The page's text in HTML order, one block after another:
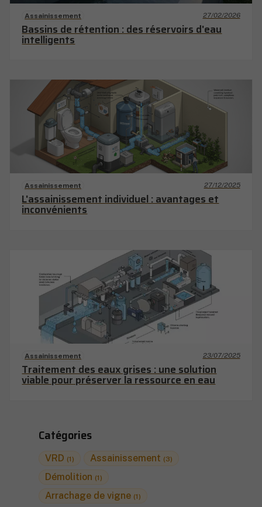
Catégories
VRD (1) Assainissement (3)
Démolition (1)
Arrachage de vigne (1)
Assainissement 27/02/2026
Bassins de rétention : des réservoirs d'eau
intelligents
Assainissement 27/12/2025
L'assainissement individuel : avantages et
inconvénients
Assainissement 23/07/2025
Traitement des eaux grises : une solution
viable pour préserver la ressource en eau